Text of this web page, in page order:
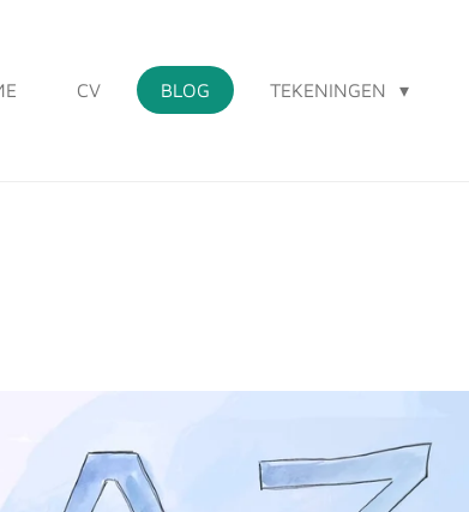
CV BLOG TEKENINGEN